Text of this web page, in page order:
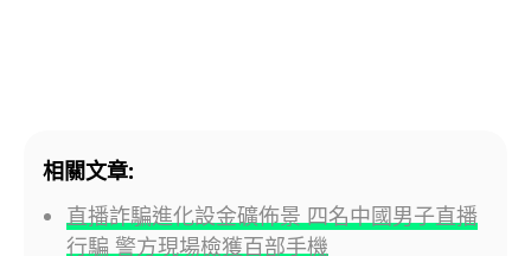
相關文章:
直播詐騙進化設金礦佈景 四名中國男子直播
行騙 警方現場檢獲百部手機